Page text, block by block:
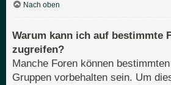
Nach oben
Warum kann ich auf bestimmte
zugreifen?
Manche Foren können
Gruppen vorbehalten sein. Um